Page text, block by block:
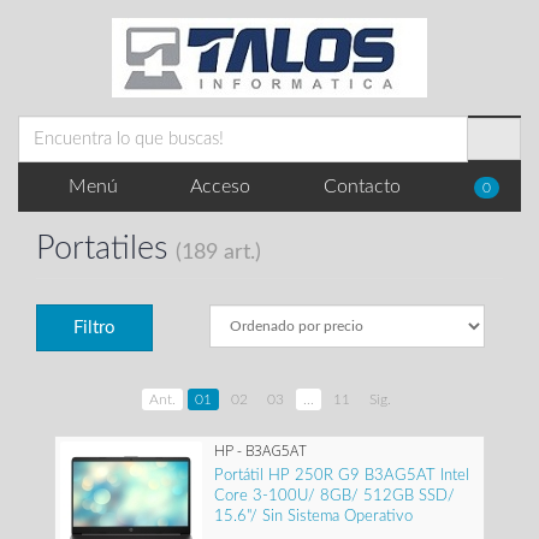
Menú Acceso Contacto 0
Portatiles (189 art.)
Filtro
Ant. 01 02 03 11 Sig.
HP - B3AG5AT
Portátil HP 250R G9 B3AG5AT Intel
Core 3-100U/ 8GB/ 512GB SSD/
15.6"/ Sin Sistema Operativo